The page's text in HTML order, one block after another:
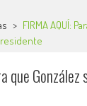
> FIRMA AQUÍ:
que